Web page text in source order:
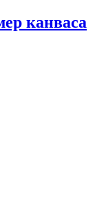
канваса